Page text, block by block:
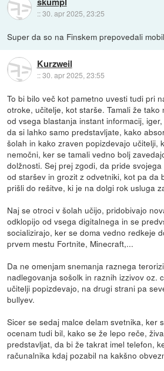
::30. apr 2025, 23:25
Super da so na Finskem prepovedali
Kurzweil
::30. apr 2025, 23:55
To bi bilo več kot pametno uvesti tudi pri
otroke, učitelje, kot starše. Tamali že
od vsega blastanja instant informacij,
da si lahko samo predstavljate, kako
šolah in kako zraven popizdevajo učitelji,
nemočni, ker se tamali vedno bolj
dolžnosti. Sej prej zgodi, da pride
od staršev in grozit z odvetniki, kot pa da
prišli do rešitve, ki je na dolgi rok usluga
Naj se otroci v šolah učijo, pridobivajo
odklopijo od vsega digitalnega in se
socializirajo, ker se doma vedno redkeje
prvem mestu Fortnite, Minecraft,...
Da ne omenjam snemanja raznega
nadlegovanja sošolk in raznih izzivov oz.
učitelji popizdevajo, na drugi strani pa
bullyev.
Sicer se sedaj malce delam svetnika, ker
ocenam tudi bil, kako se že lepo reče,
predstavljat, da bi že takrat imel telefon,
računalnika kdaj pozabil na kakšno